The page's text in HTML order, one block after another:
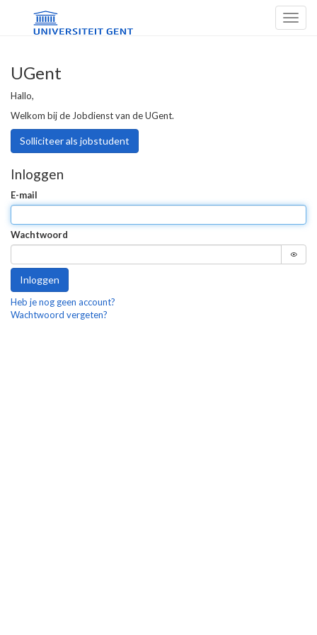
UGent
Hallo,
Welkom bij de Jobdienst van de UGent.
Solliciteer als jobstudent
Inloggen
E-mail
Wachtwoord
Inloggen
Heb je nog geen account?
Wachtwoord vergeten?